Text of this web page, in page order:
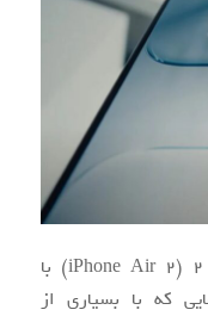
گزارش تازه‌ای ادعا می‌کند آیفون ایر 2 (iPhone Air 2) با
که با بسیاری از